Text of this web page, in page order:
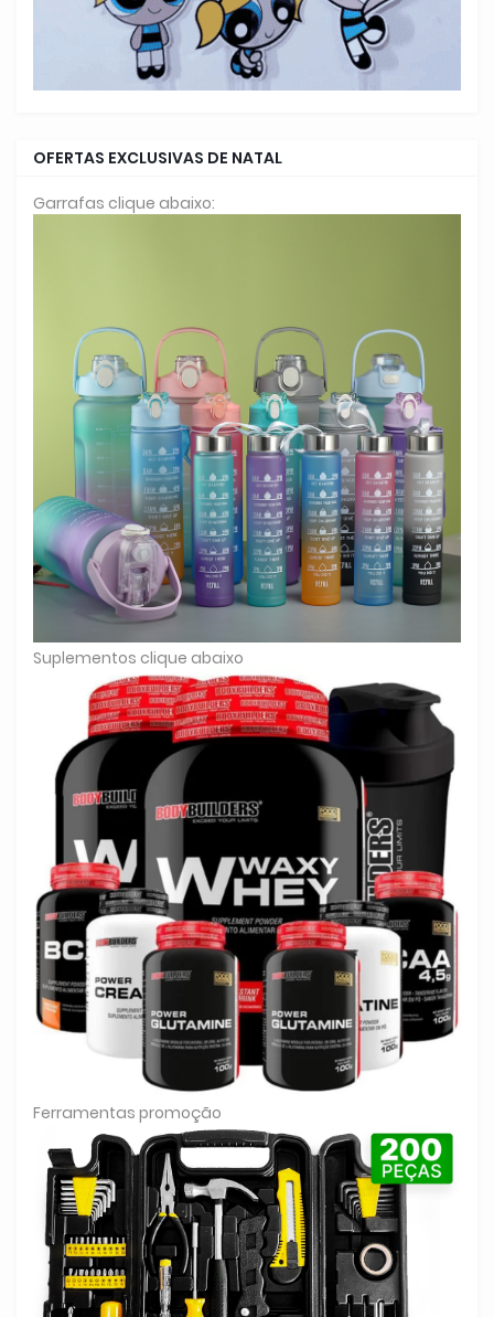
OFERTAS EXCLUSIVAS DE NATAL
Garrafas clique abaixo:
Suplementos clique abaixo
Ferramentas promoção